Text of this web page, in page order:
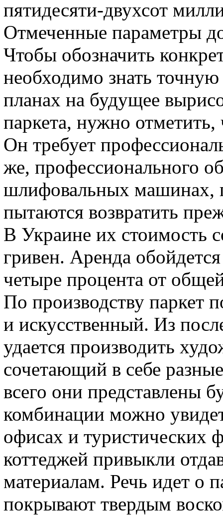
пятидесяти-двухсот
Отмеченные параметры
Чтобы обозначить
необходимо знать
планах на будущее
паркета, нужно
Он требует
же, профессионального
шлифовальных машинах,
пытаются возвратить
В Украине их стоимость
гривен. Аренда
четыре процента от
По производству паркет
и искусственный. Из
удается производить
сочетающий в себе
всего они представлены
комбинации можно
офисах и туристических
коттеджей привыкли
материалам. Речь идет о
покрывают твердым